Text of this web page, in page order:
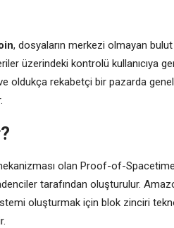
, dosyaların merkezi olmayan bulut
üzerindeki kontrolü kullanıcıya
oldukça rekabetçi bir pazarda
olan Proof-of-
tarafından oluşturulur.
oluşturmak için blok zinciri